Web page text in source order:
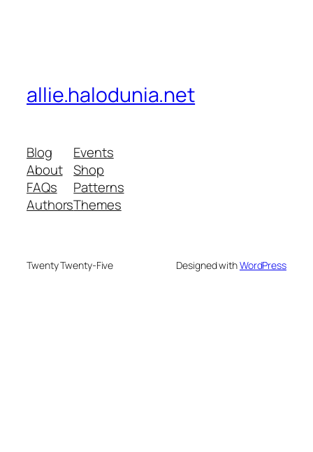
allie.halodunia.net
Blog
About
FAQs
Authors
Events
Shop
Patterns
Themes
Twenty Twenty-Five Designed withWordPress